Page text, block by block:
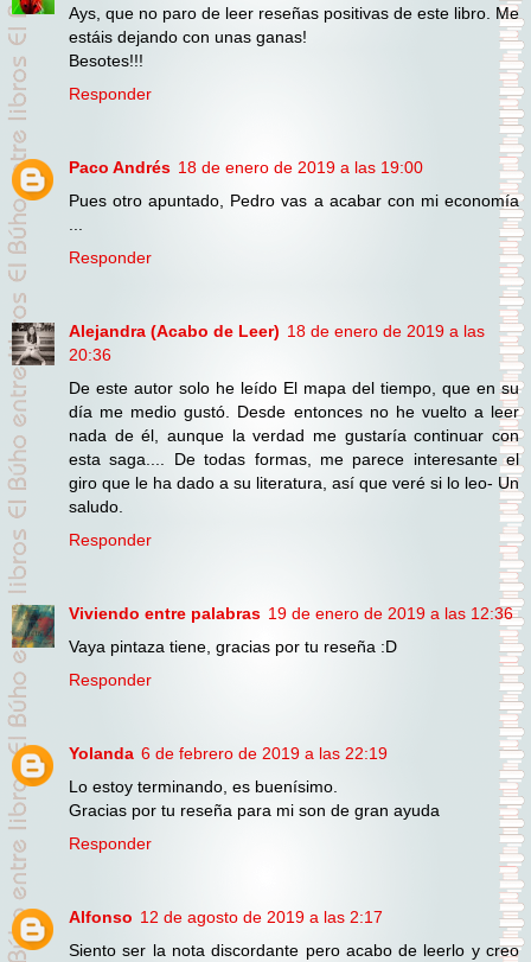
Ays, que no paro de leer reseñas positivas de este libro. Me
estáis dejando con unas ganas!
Besotes!!!
Responder
Paco Andrés 18 de enero de 2019 a las 19:00
Pues otro apuntado, Pedro vas a acabar con mi economía
Responder
Alejandra (Acabo de Leer) 18 de enero de 2019 a las
20:36
De este autor solo he leído El mapa del tiempo, que en su
día me medio gustó. Desde entonces no he vuelto a leer
nada de él, aunque la verdad me gustaría continuar con
esta saga.... De todas formas, me parece interesante el
giro que le ha dado a su literatura, así que veré si lo leo- Un
saludo.
Responder
Viviendo entre palabras 19 de enero de 2019 a las 12:36
Vaya pintaza tiene, gracias por tu reseña :D
Responder
Yolanda 6 de febrero de 2019 a las 22:19
Lo estoy terminando, es buenísimo.
Gracias por tu reseña para mi son de gran ayuda
Responder
Alfonso 12 de agosto de 2019 a las 2:17
Siento ser la nota discordante pero acabo de leerlo y creo